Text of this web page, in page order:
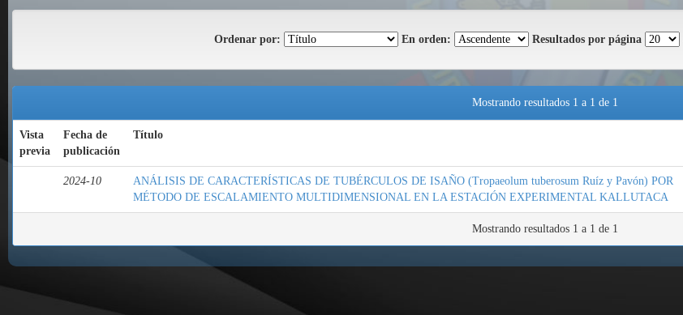
Ordenar por: En orden: Resultados por página
Mostrando resultados 1 a 1 de 1
Vista
previa
Fecha de
publicación
Título
2024-10
ANÁLISIS DE CARACTERÍSTICAS DE TUBÉRCULOS DE ISAÑO (Tropaeolum tuberosum Ruíz y Pavón) POR
MÉTODO DE ESCALAMIENTO MULTIDIMENSIONAL EN LA ESTACIÓN EXPERIMENTAL KALLUTACA
Mostrando resultados 1 a 1 de 1